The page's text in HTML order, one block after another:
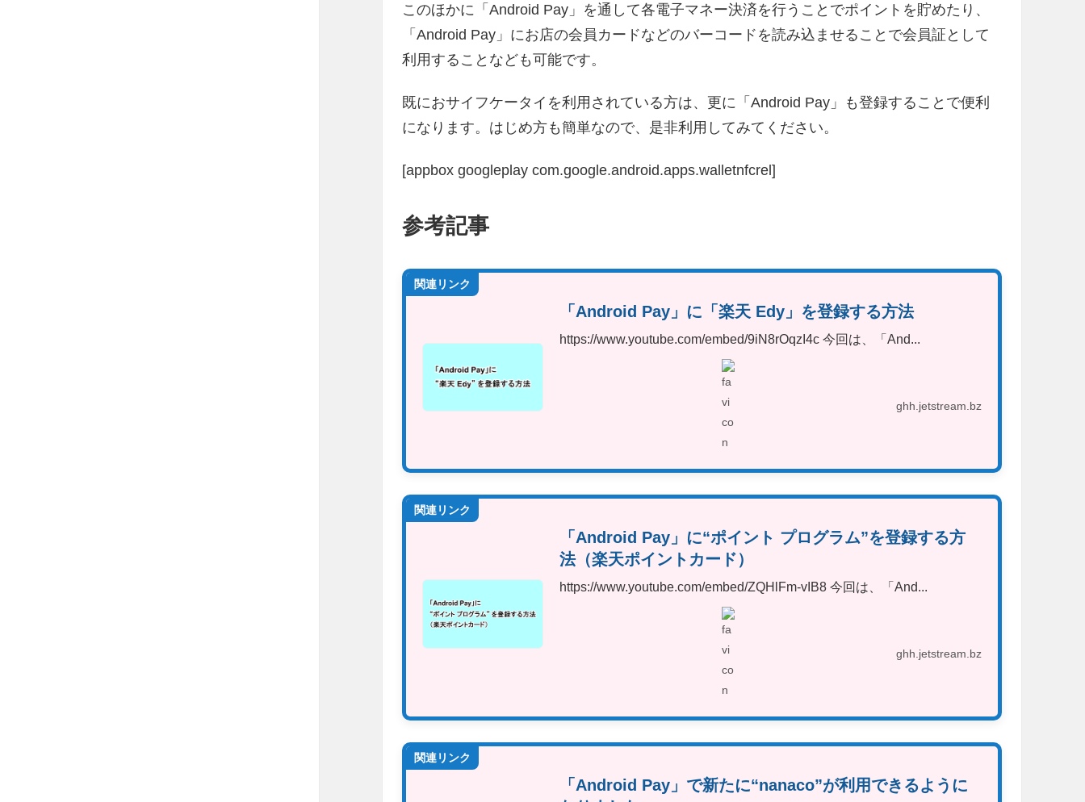
このほかに「Android Pay」を通して各電子マネー決済を行うことでポイントを貯めたり、
「Android Pay」にお店の会員カードなどのバーコードを読み込ませることで会員証として
利用することなども可能です。
既におサイフケータイを利用されている方は、更に「Android Pay」も登録することで便利
になります。はじめ方も簡単なので、是非利用してみてください。
[appbox googleplay com.google.android.apps.walletnfcrel]
参考記事
関連リンク
「Android Pay」に「楽天 Edy」を登録する方法
https://www.youtube.com/embed/9iN8rOqzI4c 今回は、「And...
ghh.jetstream.bz
関連リンク
「Android Pay」に“ポイント プログラム”を登録する方
法 （楽天ポイントカード）
https://www.youtube.com/embed/ZQHlFm-vIB8 今回は、「And...
ghh.jetstream.bz
関連リンク
「Android Pay」で新たに“nanaco”が利用できるように